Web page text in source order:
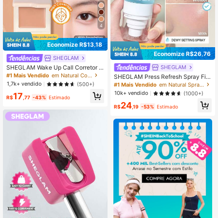
4
Economize R$13,18
SHEGLAM
SHEGLAM Wake Up Call Corretor D
e Cor Para Olheiras-Peach Marca
De Beleza CosméTicos Maquiagem
Para Mulheres E Meninas
#1 Mais Vendido
em Natural Corretivo
1,7k+ vendido
(500+)
R$17 ,77 -43% Estimado
Economize R$26,76
SHEGLAM
SHEGLAM Press Refresh Spray Fix
ador Marca De Beleza CosméTicos
Maquiagem Para Mulheres E Menin
as
#1 Mais Vendido
em Natural Spray de fixação
10k+ vendido
(1000+)
R$24,19 -53% Estimado